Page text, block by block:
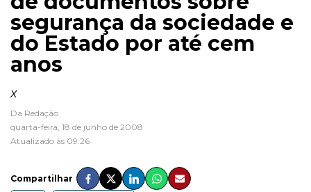
segurança da sociedade e
do Estado por até cem
anos
x
Da Redação
quarta-feira, 18 de junho de 2008
Atualizado às 09:26
Compartilhar